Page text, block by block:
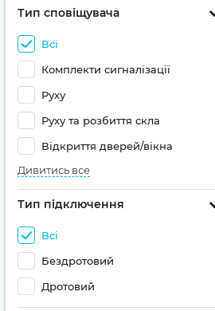
Тип сповіщувача
Всі
Комплекти сигналізації
Руху
Руху та розбиття скла
Відкриття дверей/вікна
Дивитись все
Тип підключення
Всі
Бездротовий
Дротовий